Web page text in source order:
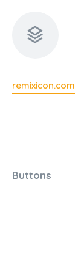
remixicon.com
Buttons